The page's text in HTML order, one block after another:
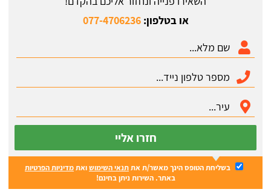
או בטלפון:077-4706236
חזרו אליי
בשליחת הטופס הינך מאשר/ת אתתנאי השימושואתמדיניות הפרטיות
באתר. השירות ניתן בחינם!